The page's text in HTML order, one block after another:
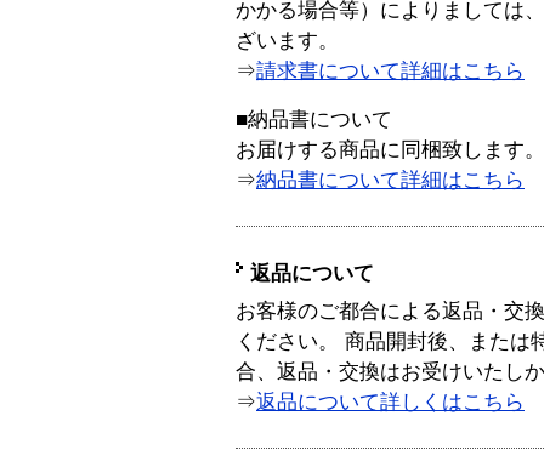
かかる場合等）によりましては
ざいます。
⇒請求書について詳細はこちら
■納品書について
お届けする商品に同梱致します。
⇒納品書について詳細はこちら
返品について
お客様のご都合による返品・交
ください。 商品開封後、または
合、返品・交換はお受けいたし
⇒返品について詳しくはこちら